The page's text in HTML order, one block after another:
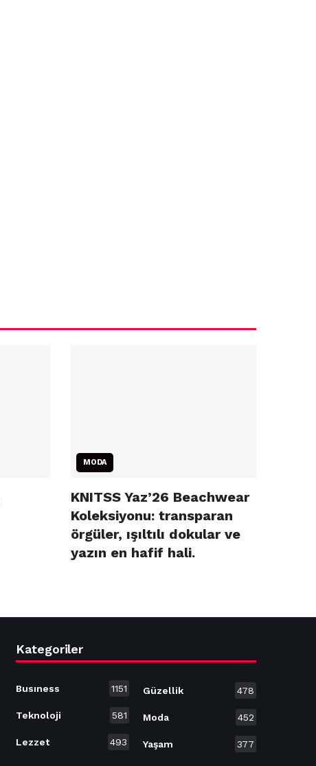
MODA
KNITSS Yaz’26 Beachwear
Koleksiyonu: transparan
örgüler, ışıltılı dokular ve
yazın en hafif hali.
Kategoriler
Busıness 1151
Teknoloji 581
Lezzet 493
Güzellik 478
Moda 452
Yaşam 377